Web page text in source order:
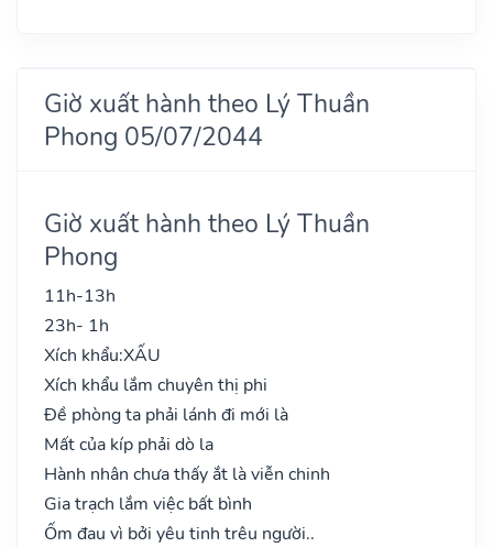
Giờ xuất hành theo Lý Thuần
Phong 05/07/2044
Giờ xuất hành theo Lý Thuần
Phong
11h-13h
23h- 1h
Xích khẩu:XẤU
Xích khẩu lắm chuyên thị phi
Đề phòng ta phải lánh đi mới là
Mất của kíp phải dò la
Hành nhân chưa thấy ắt là viễn chinh
Gia trạch lắm việc bất bình
Ốm đau vì bởi yêu tinh trêu người..